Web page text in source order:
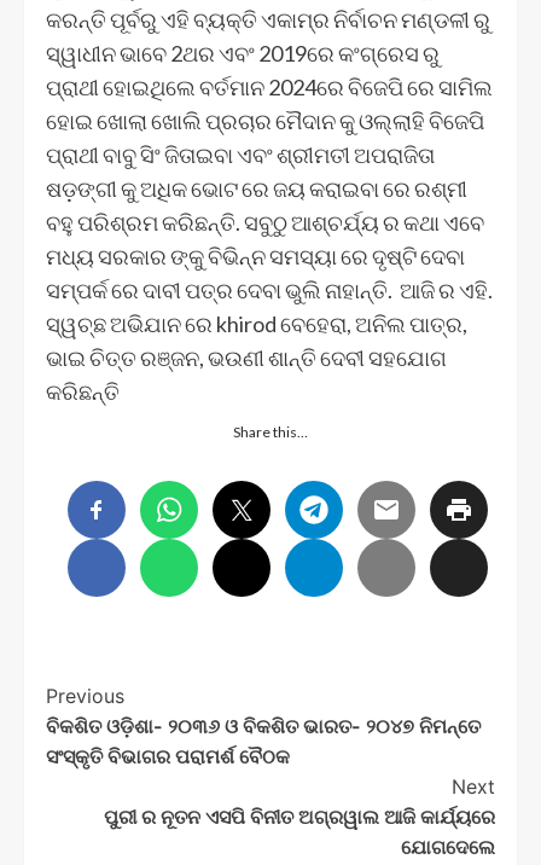
କରନ୍ତି ପୂର୍ବରୁ ଏହି ବ୍ୟକ୍ତି ଏକାମ୍ର ନିର୍ବାଚନ ମଣ୍ଡଳୀ ରୁ
ସ୍ୱାଧୀନ ଭାବେ 2ଥର ଏବଂ 2019ରେ କଂଗ୍ରେସ ରୁ
ପ୍ରାଥୀ ହୋଇଥିଲେ ବର୍ତମାନ 2024ରେ ବିଜେପି ରେ ସାମିଲ
ହୋଇ ଖୋଲା ଖୋଲି ପ୍ରଚାର ମୈଦାନ କୁ ଓଲ୍ଲାହି ବିଜେପି
ପ୍ରାଥୀ ବାବୁ ସିଂ ଜିତାଇବା ଏବଂ ଶ୍ରୀମତୀ ଅପରାଜିତା
ଷଡ଼ଙ୍ଗୀ କୁ ଅଧିକ ଭୋଟ ରେ ଜୟ କରାଇବା ରେ ରଶ୍ମୀ
ବହୁ ପରିଶ୍ରମ କରିଛନ୍ତି. ସବୁଠୁ ଆଶ୍ଚର୍ଯ୍ୟ ର କଥା ଏବେ
ମଧ୍ୟ ସରକାର ଙ୍କୁ ବିଭିନ୍ନ ସମସ୍ୟା ରେ ଦୃଷ୍ଟି ଦେବା
ସମ୍ପର୍କ ରେ ଦାବୀ ପତ୍ର ଦେବା ଭୁଲି ନାହାନ୍ତି. ଆଜି ର ଏହି.
ସ୍ୱଚ୍ଛ ଅଭିଯାନ ରେ khirod ବେହେରା, ଅନିଲ ପାତ୍ର,
ଭାଇ ଚିତ୍ତ ରଞ୍ଜନ, ଭଉଣୀ ଶାନ୍ତି ଦେବୀ ସହଯୋଗ
କରିଛନ୍ତି
Share this…
Post
Navigation
Previous
ବିକଶିତ ଓଡ଼ିଶା- ୨୦୩୬ ଓ ବିକଶିତ ଭାରତ- ୨୦୪୭ ନିମନ୍ତେ
ସଂସ୍କୃତି ବିଭାଗର ପରାମର୍ଶ ବୈଠକ
Next
ପୁରୀ ର ନୂତନ ଏସପି ବିନୀତ ଅଗ୍ରୱାଲ ଆଜି କାର୍ଯ୍ୟରେ
ଯୋଗଦେଲେ